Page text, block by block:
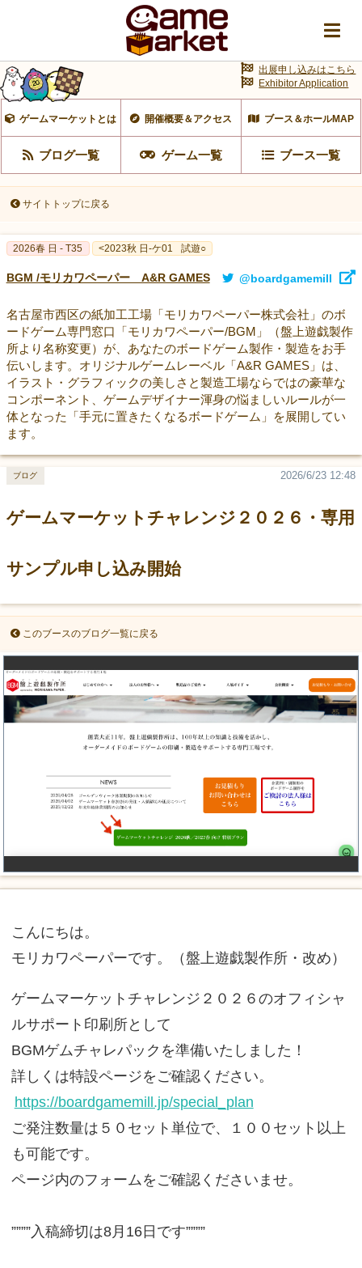
ゲームマーケットとは 開催概要＆アクセス ブース＆ホールMAP
ブログ一覧 ゲーム一覧 ブース一覧
出展申し込みはこちら
Exhibitor Application
サイトトップに戻る
2026春 日 - T35 <2023秋 日-ケ01 試遊○
BGM /モリカワペーパー A&R GAMES @boardgamemill
名古屋市西区の紙加工工場「モリカワペーパー株式会社」のボ
ードゲーム専門窓口「モリカワペーパー/BGM」（盤上遊戯製作
所より名称変更）が、あなたのボードゲーム製作・製造をお手
伝いします。オリジナルゲームレーベル「A&R GAMES」は、
イラスト・グラフィックの美しさと製造工場ならではの豪華な
コンポーネント、ゲームデザイナー渾身の悩ましいルールが一
体となった「手元に置きたくなるボードゲーム」を展開してい
ます。
ゲームマーケットチャレンジ２０２６・専用
サンプル申し込み開始
2026/6/23 12:48
ブログ
このブースのブログ一覧に戻る
こんにちは。
モリカワペーパーです。（盤上遊戯製作所・改め）
ゲームマーケットチャレンジ２０２６のオフィシャ
ルサポート印刷所として
BGMゲムチャレパックを準備いたしました！
詳しくは特設ページをご確認ください。
https://boardgamemill.jp/special_plan
ご発注数量は５０セット単位で、１００セット以上
も可能です。
ページ内のフォームをご確認くださいませ。
””””入稿締切は8月16日です””””